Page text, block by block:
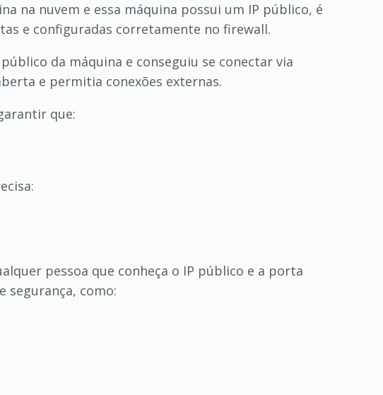
na nuvem e essa máquina possui um IP público, é
e configuradas corretamente no firewall.
da máquina e conseguiu se conectar via
e permitia conexões externas.
que:
pessoa que conheça o IP público e a porta
segurança, como: